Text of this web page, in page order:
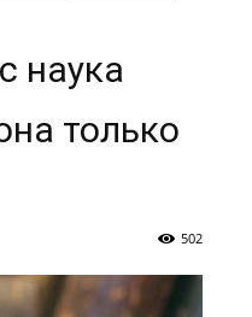
наука
только
502